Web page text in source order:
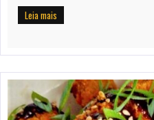
Leia mais